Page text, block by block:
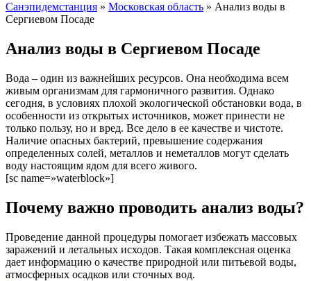
Санэпидемстанция » Московская область » Анализ воды в
Сергиевом Посаде
Анализ воды в Сергиевом Посаде
Вода – один из важнейших ресурсов. Она необходима всем
живым организмам для гармоничного развития. Однако
сегодня, в условиях плохой экологической обстановки вода, в
особенности из открытых источников, может принести не
только пользу, но и вред. Все дело в ее качестве и чистоте.
Наличие опасных бактерий, превышение содержания
определенных солей, металлов и неметаллов могут сделать
воду настоящим ядом для всего живого.
[sc name=»waterblock»]
Почему важно проводить анализ воды?
Проведение данной процедуры помогает избежать массовых
заражений и летальных исходов. Такая комплексная оценка
дает информацию о качестве природной или питьевой воды,
атмосферных осадков или сточных вод.